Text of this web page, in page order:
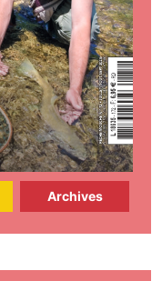
Archives